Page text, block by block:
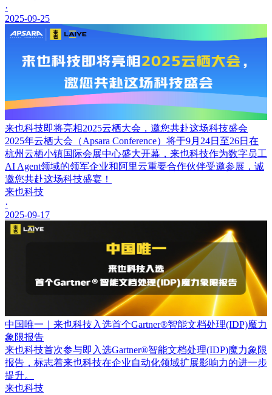
·
2025-09-25
来也科技即将亮相2025云栖大会，邀您共赴这场科技盛会
2025年云栖大会（Apsara Conference）将于9月24日至26日在
杭州云栖小镇国际会展中心盛大开幕，来也科技作为数字员工
AI Agent领域的领军企业和阿里云重要合作伙伴受邀参展，诚
邀您共赴这场科技盛宴！
来也科技
·
2025-09-17
中国唯一｜来也科技入选首个Gartner®智能文档处理(IDP)魔力
象限报告
来也科技首次参与即入选Gartner®智能文档处理(IDP)魔力象限
报告，标志着来也科技在企业自动化领域扩展影响力的进一步
提升。
来也科技